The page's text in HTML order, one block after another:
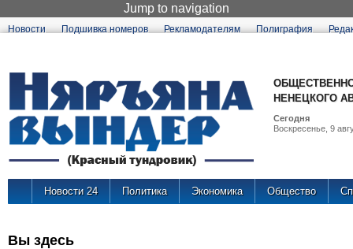
Jump to navigation
Новости Подшивка номеров Рекламодателям Полиграфия
НЕНЕЦКОГО
Сегодня
Воскресенье, 9
Новости 24 Политика Экономика Общество
Вы здесь